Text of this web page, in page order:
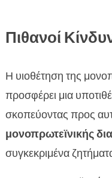
Πιθανοί
Η υιοθέτηση της
προσφέρει μια
σκοπεύοντας προς
μονοπρωτεϊνικής
συγκεκριμένα